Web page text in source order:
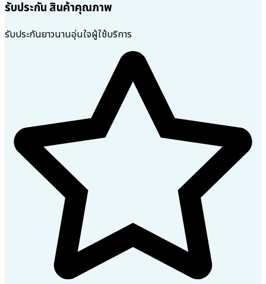
รับประกัน สินค้าคุณภาพ
รับประกันยาวนานอุ่นใจผู้ใช้บริการ